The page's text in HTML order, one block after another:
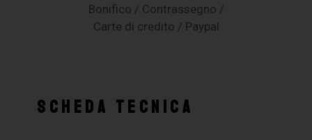
Bonifico / Contrassegno /
Carte di credito / Paypal
SCHEDA TECNICA